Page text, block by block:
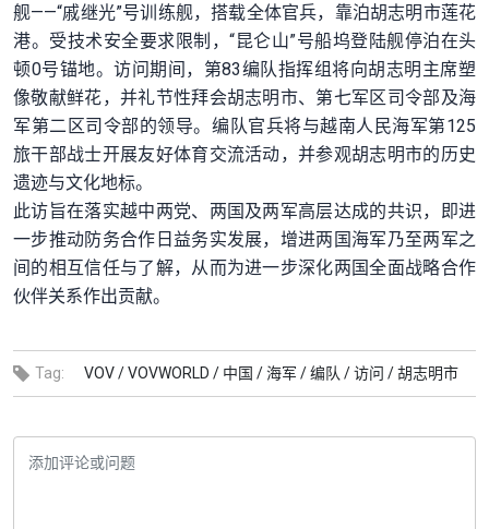
舰——“戚继光”号训练舰，搭载全体官兵，靠泊胡志明市莲花
港。受技术安全要求限制，“昆仑山”号船坞登陆舰停泊在头
顿0号锚地。访问期间，第83编队指挥组将向胡志明主席塑
像敬献鲜花，并礼节性拜会胡志明市、第七军区司令部及海
军第二区司令部的领导。编队官兵将与越南人民海军第125
旅干部战士开展友好体育交流活动，并参观胡志明市的历史
遗迹与文化地标。
此访旨在落实越中两党、两国及两军高层达成的共识，即进
一步推动防务合作日益务实发展，增进两国海军乃至两军之
间的相互信任与了解，从而为进一步深化两国全面战略合作
伙伴关系作出贡献。
Tag: VOV /VOVWORLD / 中国 /海军 /编队 /访问 /胡志明市